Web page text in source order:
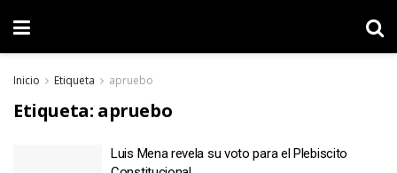
Inicio Etiqueta apruebo
Etiqueta: apruebo
Luis Mena revela su voto para el Plebiscito